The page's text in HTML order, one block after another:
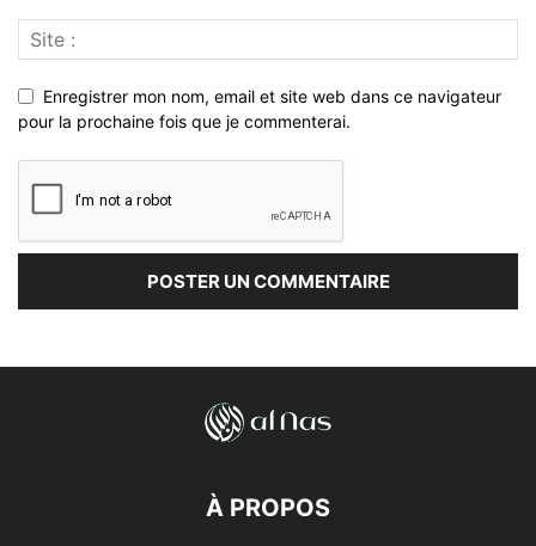
Enregistrer mon nom, email et site web dans ce navigateur
pour la prochaine fois que je commenterai.
À PROPOS